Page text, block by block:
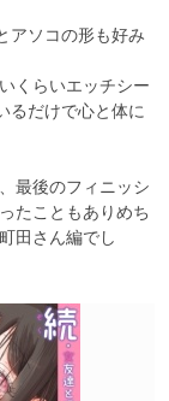
アソコの形も好み
くらいエッチシー
るだけで心と体に
最後のフィニッシ
たこともありめち
田さん編でし